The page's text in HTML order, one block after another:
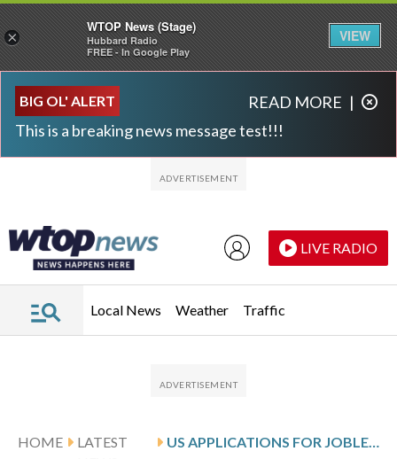
BIG OL' ALERT
This is a breaking news message test!!!
READ MORE |
LIVE RADIO
Local News Weather Traffic
HOME
LATEST
US APPLICATIONS FOR JOBLESS BENEFITS INCH UP LAST WEEK TO A STILL-LOW 200,000
×
WTOP News (Stage)
Hubbard Radio
FREE - In Google Play
VIEW